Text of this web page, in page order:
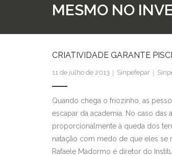
MESMO NO
CRIATIVIDADE GARANTE
11 de julho de 2013 Sinpefepar
Quando chega o friozinho, as
escapar da academia. No caso das
proporcionalmente à queda dos
natação com medo de que eles se
Rafaele Madormo é diretor do